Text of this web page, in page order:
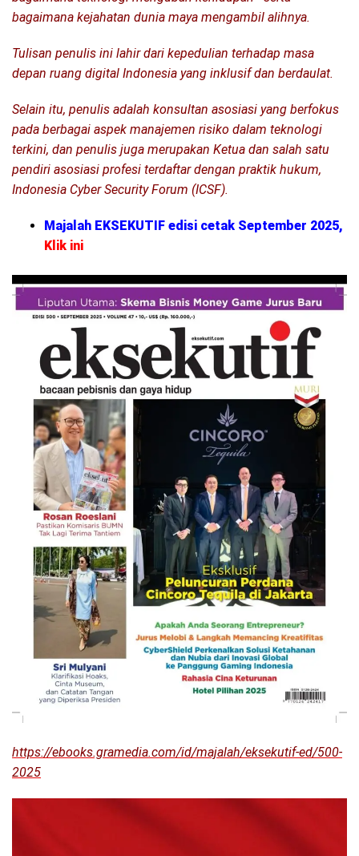
bagaimana kejahatan dunia maya mengambil alihnya.
Tulisan penulis ini lahir dari kepedulian terhadap masa
depan ruang digital Indonesia yang inklusif dan berdaulat.
Selain itu, penulis adalah konsultan asosiasi yang berfokus
pada berbagai aspek manajemen risiko dalam teknologi
terkini, dan penulis juga merupakan Ketua dan salah satu
pendiri asosiasi profesi terdaftar dengan praktik hukum,
Indonesia Cyber Security Forum (ICSF).
Majalah EKSEKUTIF edisi cetak September 2025,
Klik ini
https://ebooks.gramedia.com/id/majalah/eksekutif-ed/500-
2025